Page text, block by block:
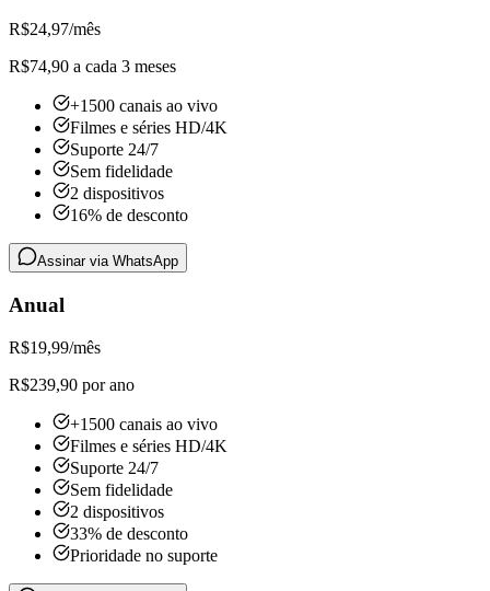
R$24,97/mês
R$74,90 a cada 3 meses
+1500 canais ao vivo
Filmes e séries HD/4K
Suporte 24/7
Sem fidelidade
2 dispositivos
16% de desconto
Assinar via WhatsApp
Anual
R$19,99/mês
R$239,90 por ano
+1500 canais ao vivo
Filmes e séries HD/4K
Suporte 24/7
Sem fidelidade
2 dispositivos
33% de desconto
Prioridade no suporte